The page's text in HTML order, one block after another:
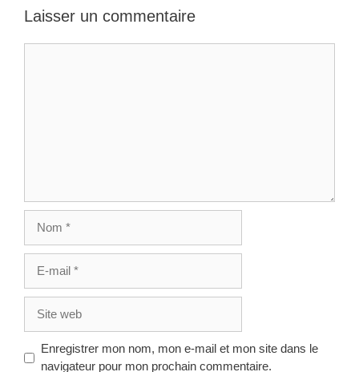
Laisser un commentaire
mail
web
Enregistrer mon nom, mon e-mail et mon site dans le
navigateur pour mon prochain commentaire.